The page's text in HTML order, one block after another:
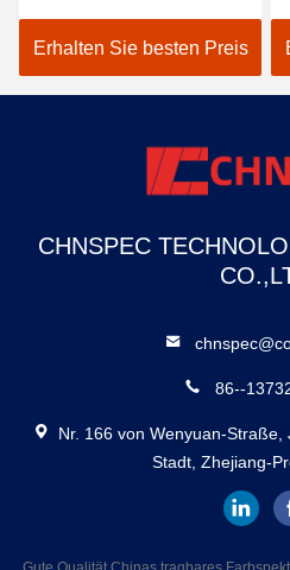
Spektralsensor für
genauere Messungen
Erhalten Sie besten Preis
CHNSPEC
86--
Nr. 166 von Wenyuan-
Stadt, Zhejiang-